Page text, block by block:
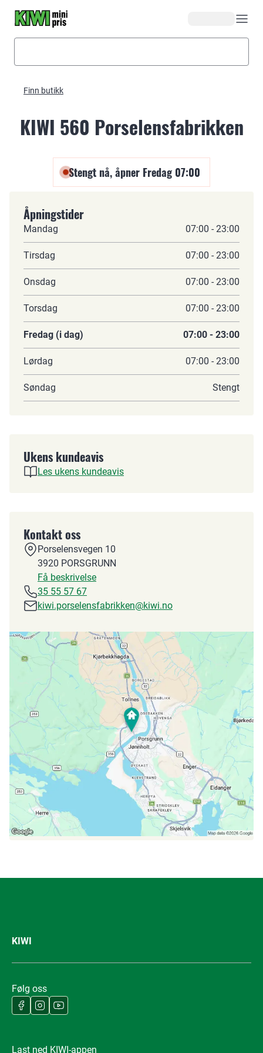
Finn butikk
KIWI 560 Porselensfabrikken
Stengt nå, åpner Fredag 07:00
Åpningstider
Mandag 07:00 - 23:00
Tirsdag 07:00 - 23:00
Onsdag 07:00 - 23:00
Torsdag 07:00 - 23:00
Fredag (i dag) 07:00 - 23:00
Lørdag 07:00 - 23:00
Søndag Stengt
Ukens kundeavis
Les ukens kundeavis
Kontakt oss
Porselensvegen 10
3920 PORSGRUNN
Få beskrivelse
35 55 57 67
kiwi.porselensfabrikken@kiwi.no
KIWI
Følg oss
Last ned KIWI-appen